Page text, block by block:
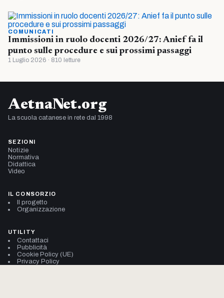
COMUNICATI
Immissioni in ruolo docenti 2026/27: Anief fa il
punto sulle procedure e sui prossimi passaggi
1 Luglio 2026 · 810 letture
AetnaNet.org
La scuola catanese in rete dal 1998
SEZIONI
Notizie
Normativa
Didattica
Video
IL CONSORZIO
Il progetto
Organizzazione
UTILITY
Contattaci
Pubblicità
Cookie Policy (UE)
Privacy Policy